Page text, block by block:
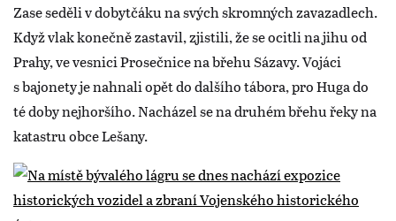
Zase seděli v dobytčáku na svých skromných zavazadlech.
Když vlak konečně zastavil, zjistili, že se ocitli na jihu od
Prahy, ve vesnici Prosečnice na břehu Sázavy. Vojáci
s bajonety je nahnali opět do dalšího tábora, pro Huga do
té doby nejhoršího. Nacházel se na druhém břehu řeky na
katastru obce Lešany.